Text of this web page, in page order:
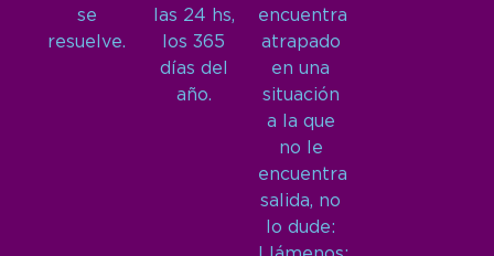
se
resuelve.
las 24 hs,
los 365
días del
año.
encuentra
atrapado
en una
situación
a la que
no le
encuentra
salida, no
lo dude: